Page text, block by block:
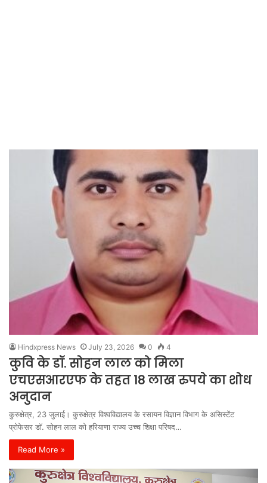
Hindxpress News July 23, 2026 0 4
कुवि के डॉ. सोहन लाल को मिला
एचएसआरएफ के तहत 18 लाख रुपये का शोध
अनुदान
कुरुक्षेत्र, 23 जुलाई। कुरुक्षेत्र विश्वविद्यालय के रसायन विज्ञान विभाग के असिस्टेंट
प्रोफेसर डॉ. सोहन लाल को हरियाणा राज्य उच्च शिक्षा परिषद…
Read More »